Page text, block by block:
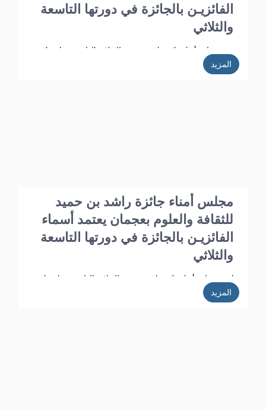
الفائزيـن بالجائزة في دورتها التاسعة
والثلاثي
عتمد مجلس أمناء جائزة راشد بن حميد للثقافة والعلوم بعجمان نتائج
عقد برئاسة الدكتور أ.د. خليفـة الشعالـي وبحضور الأعضاء: أ.د. عبد الله
المزيد
مجلس أمناء جائزة راشد بن حميد
للثقافة والعلوم بعجمان يعتمد أسماء
الفائزيـن بالجائزة في دورتها التاسعة
والثلاثي
اعتمد مجلس أمناء جائزة راشد بن حميد للثقافة والعلوم بعجمان نتائج
عقد برئاسة الدكتور أ.د. خليفـة الشعالـي وبحضور الأعضاء: ، أ.د. عبد
المزيد